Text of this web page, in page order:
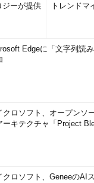
ジーが提供
トレンドマ
Edgeに「文字列読
クロソフト、オープンソ
ーキテクチャ「Project
クロソフト、GeneeのAI